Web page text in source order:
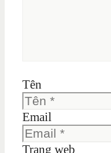
Tên
Email
Trang web